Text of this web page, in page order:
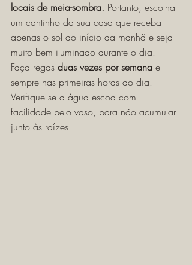
locais de meia-sombra. Portanto, escolha
um cantinho da sua casa que receba
apenas o sol do início da manhã e seja
muito bem iluminado durante o dia.
Faça regas duas vezes por semana e
sempre nas primeiras horas do dia.
Verifique se a água escoa com
facilidade pelo vaso, para não acumular
junto às raízes.